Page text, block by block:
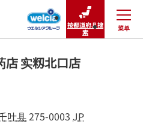
按都道府县搜
索
菜单
关闭
店 实籾北口店
叶县275-0003 JP